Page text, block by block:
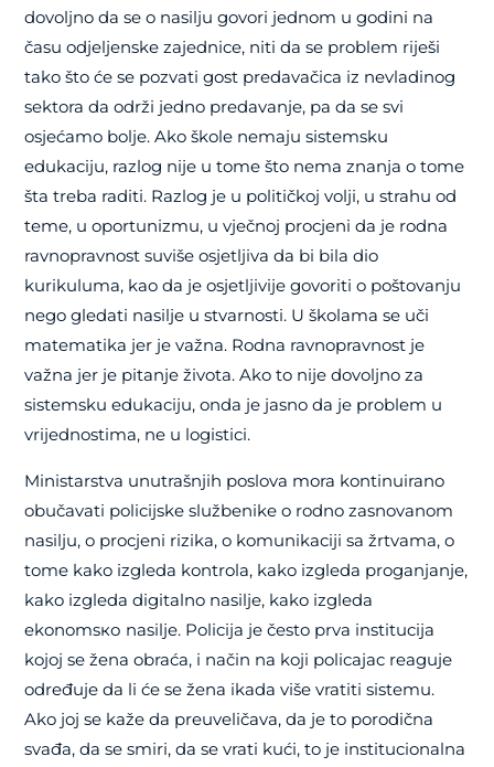
dovoljno da se o nasilju govori jednom u godini na
času odjeljenske zajednice, niti da se problem riješi
tako što će se pozvati gost predavačica iz nevladinog
sektora da održi jedno predavanje, pa da se svi
osjećamo bolje. Ako škole nemaju sistemsku
edukaciju, razlog nije u tome što nema znanja o tome
šta treba raditi. Razlog je u političkoj volji, u strahu od
teme, u oportunizmu, u vječnoj procjeni da je rodna
ravnopravnost suviše osjetljiva da bi bila dio
kurikuluma, kao da je osjetljivije govoriti o poštovanju
nego gledati nasilje u stvarnosti. U školama se uči
matematika jer je važna. Rodna ravnopravnost je
važna jer je pitanje života. Ako to nije dovoljno za
sistemsku edukaciju, onda je jasno da je problem u
vrijednostima, ne u logistici.
Ministarstva unutrašnjih poslova mora kontinuirano
obučavati policijske službenike o rodno zasnovanom
nasilju, o procjeni rizika, o komunikaciji sa žrtvama, o
tome kako izgleda kontrola, kako izgleda proganjanje,
kako izgleda digitalno nasilje, kako izgleda
ekonomsко nasilje. Policija je često prva institucija
kojoj se žena obraća, i način na koji policajac reaguje
određuje da li će se žena ikada više vratiti sistemu.
Ako joj se kaže da preuveličava, da je to porodična
svađa, da se smiri, da se vrati kući, to je institucionalna